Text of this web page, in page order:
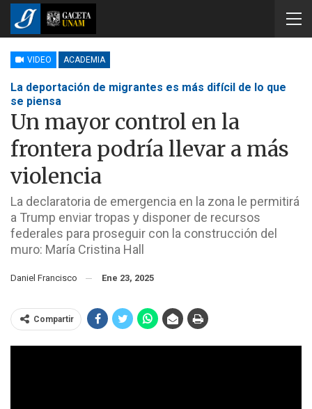
VIDEO ACADEMIA
La deportación de migrantes es más difícil de lo que
se piensa
Un mayor control en la
frontera podría llevar a más
violencia
La declaratoria de emergencia en la zona le permitirá
a Trump enviar tropas y disponer de recursos
federales para proseguir con la construcción del
muro: María Cristina Hall
Daniel Francisco Ene 23, 2025
Compartir